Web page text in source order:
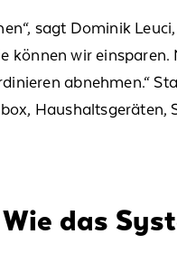
“, sagt Dominik Leuci
können wir
abnehmen.“
, Haushaltsgeräten,
das